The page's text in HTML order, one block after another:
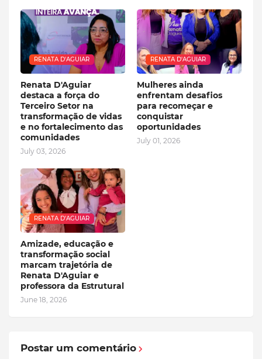
RENATA D'AGUIAR
Renata D'Aguiar
destaca a força do
Terceiro Setor na
transformação de vidas
e no fortalecimento das
comunidades
July 03, 2026
RENATA D'AGUIAR
Mulheres ainda
enfrentam desafios
para recomeçar e
conquistar
oportunidades
July 01, 2026
RENATA D'AGUIAR
Amizade, educação e
transformação social
marcam trajetória de
Renata D'Aguiar e
professora da Estrutural
June 18, 2026
Postar um comentário